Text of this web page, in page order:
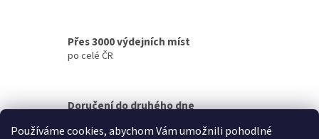
Používáme cookies, abychom Vám umožnili pohodlné
Přes 3000 výdejních míst
po celé ČR
Doručení do druhého dne